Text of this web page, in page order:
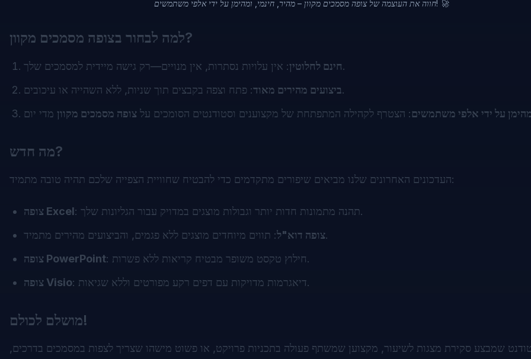
חווה את העוצמה של צופה מסמכים מקוון – מהיר, חינמי, ומהימן על ידי אלפי משתמשים! 🚀
למה לבחור בצופה מסמכים מקוון?
חינם לחלוטין: אין עלויות נסתרות, אין מנויים—רק גישה מיידית למסמכים שלך.
ביצועים מהירים מאוד: פתח וצפה בקבצים תוך שניות, ללא השהייה או עיכובים.
על ידי אלפי משתמשים: הצטרף לקהילה המתפתחת של מקצוענים וסטודנטים הסומכים על צופה מסמכים מקוון
מה חדש?
העדכונים האחרונים שלנו מביאים שיפורים מתקדמים כדי להבטיח שחוויית הצפייה שלכם תהיה טובה מתמיד:
צופה Excel
: תהנה מתמונות חדות יותר וגבולות מוצגים במדויק עבור הגליונות שלך.
צופה דוא"ל: תווים מיוחדים מוצגים ללא פגמים, והביצועים מהירים מתמיד.
צופה PowerPoint
: חילוץ טקסט משופר מבטיח קריאות ללא פשרות.
צופה Visio
: דיאגרמות מדויקות עם דפים רקע מפורטים וללא שגיאות.
מושלם לכולם!
שמבצע סקירת מצגות לשיעור, מקצוען שמשתף פעולה בתכניות פרויקט, או פשוט מישהו שצריך לצפות במסמכים בדרכים,